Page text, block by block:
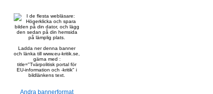
Ladda ner denna banner
och länka till www.eu-kritik.se,
gärna med :
title="Tvärpolitisk portal för
EU-information och -kritik" i
bildlänkens text.
Andra bannerformat